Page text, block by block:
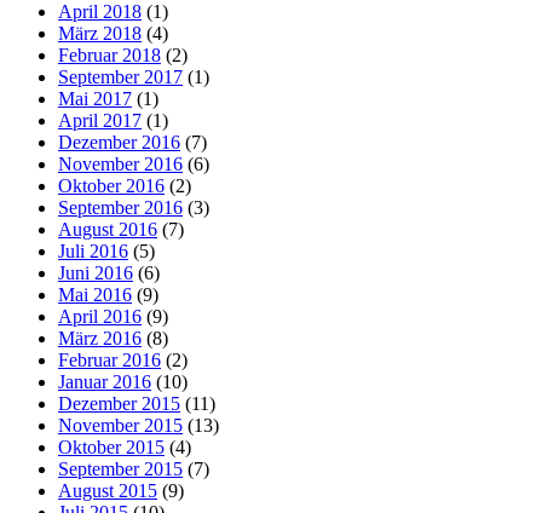
April 2018 (1)
März 2018 (4)
Februar 2018 (2)
September 2017 (1)
Mai 2017 (1)
April 2017 (1)
Dezember 2016 (7)
November 2016 (6)
Oktober 2016 (2)
September 2016 (3)
August 2016 (7)
Juli 2016 (5)
Juni 2016 (6)
Mai 2016 (9)
April 2016 (9)
März 2016 (8)
Februar 2016 (2)
Januar 2016 (10)
Dezember 2015 (11)
November 2015 (13)
Oktober 2015 (4)
September 2015 (7)
August 2015 (9)